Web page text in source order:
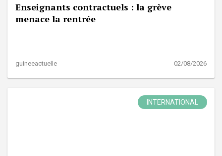
Enseignants contractuels : la grève
menace la rentrée
guineeactuelle 02/08/2026
INTERNATIONAL